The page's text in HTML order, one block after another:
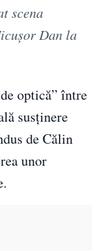
scena
Dan la
optică” între
susținere
de Călin
unor